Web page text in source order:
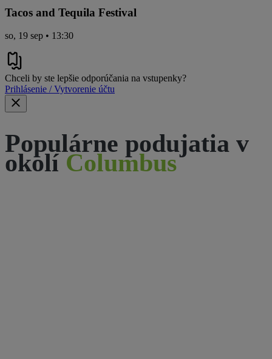
Tacos and Tequila Festival
so, 19 sep • 13:30
Chceli by ste lepšie odporúčania na vstupenky?
Prihlásenie / Vytvorenie účtu
Populárne podujatia v
okolí Columbus